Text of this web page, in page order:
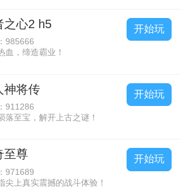
之心2 h5
985666
血，缔造霸业！
开始玩
神将传
911286
落至宝，解开上古之谜！
开始玩
至尊
971689
尖上真实震撼的战斗体验！
开始玩